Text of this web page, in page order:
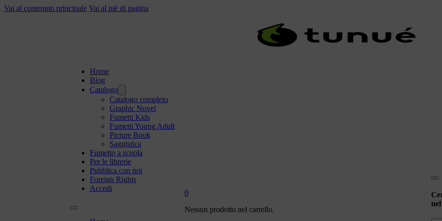
Vai al contenuto principale Vai al piè di pagina
Home
Blog
Catalogo
Catalogo completo
Graphic Novel
Fumetti Kids
Fumetti Young Adult
Picture Book
Saggistica
Fumetto a scuola
Per le librerie
Pubblica con noi
Foreign Rights
Accedi
0
Nessun prodotto nel carrello.